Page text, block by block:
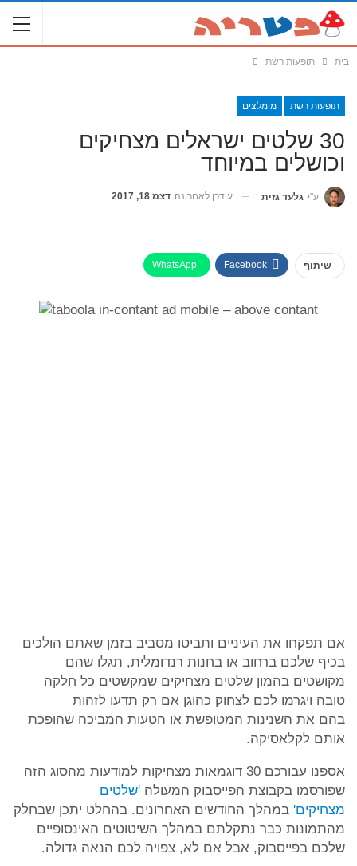
בית תופעות רשת
תופעות רשת מומלצים
30 שלטים ישראלים מצחיקים
וכושלים במיוחד
ע"י גלעד גזית עודכן לאחרונה דצמ 18, 2017
שיתוף Facebook
WhatsApp
אם תפקחו את העיניים ותביטו מסביב בזמן שאתם הולכים
בכיף שלכם ברחוב או בחנות רנדומלית, תגלו שהם
מקושטים בהמון שלטים מצחיקים שמקשטים כל חלקה
טובה ויגרמו לכם לצחוק כהוגן אם רק תדעו לזהות
בהם את השנינות המטופשת או הטעות המביכה שהופכת
אותם לקלאסיקה.
אספנו עבורכם 30 דוגמאות מצחיקות למודעות מהסוג הזה
שפורסמו בקבוצת הפייסבוק המעולה 'שלטים
מצחיקים' במהלך החודשים האחרונים. בהחלט יתכן שבחלק
מהתמונות כבר נתקלתם במהלך השיטוטים האינסופיים
שלכם בפייסבוק, אבל אם לא, צפויה לכם הנאה גדולה.